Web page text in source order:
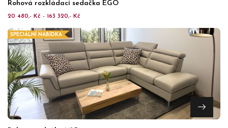
Rohová rozkládací sedačka EGO
20 480,- Kč - 163 320,- Kč
SPECIÁLNÍ NABÍDKA